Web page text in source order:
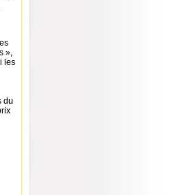
»,
les
du